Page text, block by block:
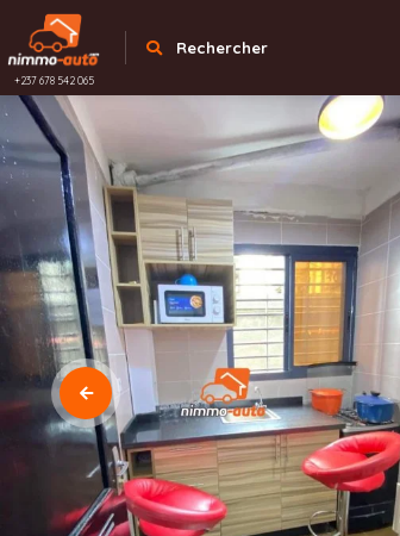
+237 678 542 065
Rechercher